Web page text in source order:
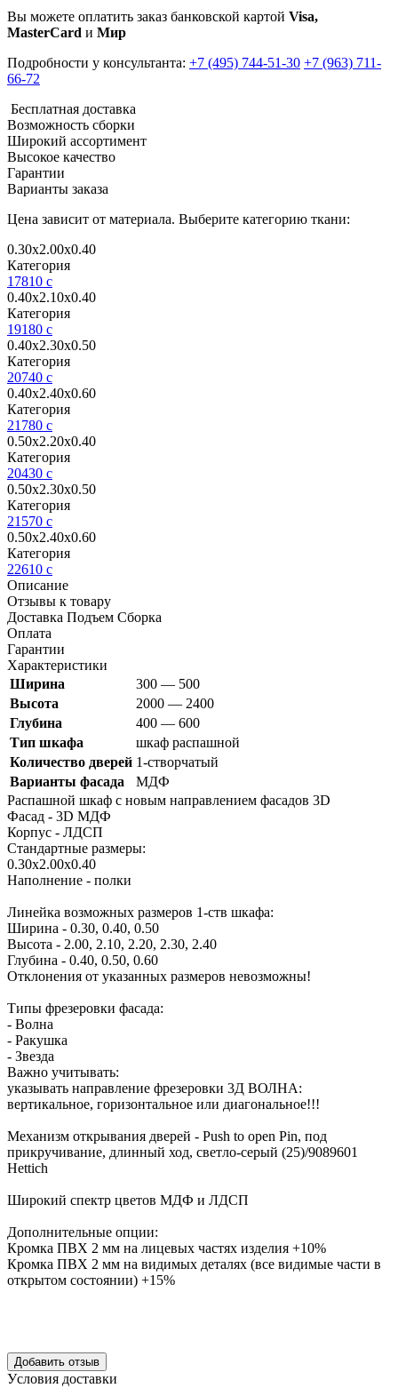
Вы можете оплатить заказ банковской картой Visa,
MasterCard и Мир
Подробности у консультанта: +7 (495) 744-51-30 +7 (963) 711-
66-72
Бесплатная доставка
Возможность сборки
Широкий ассортимент
Высокое качество
Гарантии
Варианты заказа
Цена зависит от материала. Выберите категорию ткани:
0.30х2.00х0.40
Категория
17810 c
0.40х2.10х0.40
Категория
19180 c
0.40х2.30х0.50
Категория
20740 c
0.40х2.40х0.60
Категория
21780 c
0.50х2.20х0.40
Категория
20430 c
0.50х2.30х0.50
Категория
21570 c
0.50х2.40х0.60
Категория
22610 c
Описание
Отзывы к товару
Доставка Подъем Сборка
Оплата
Гарантии
Характеристики
Ширина
300 — 500
Высота
2000 — 2400
Глубина
400 — 600
Тип шкафа
шкаф распашной
Количество дверей 1-створчатый
Варианты фасада
МДФ
Распашной шкаф с новым направлением фасадов 3D
Фасад - 3D МДФ
Корпус - ЛДСП
Стандартные размеры:
0.30х2.00х0.40
Наполнение - полки
Линейка возможных размеров 1-ств шкафа:
Ширина - 0.30, 0.40, 0.50
Высота - 2.00, 2.10, 2.20, 2.30, 2.40
Глубина - 0.40, 0.50, 0.60
Отклонения от указанных размеров невозможны!
Типы фрезеровки фасада:
- Волна
- Ракушка
- Звезда
Важно учитывать:
указывать направление фрезеровки 3Д ВОЛНА:
вертикальное, горизонтальное или диагональное!!!
Механизм открывания дверей - Push to open Pin, под
прикручивание, длинный ход, светло-серый (25)/9089601
Hettich
Широкий спектр цветов МДФ и ЛДСП
Дополнительные опции:
Кромка ПВХ 2 мм на лицевых частях изделия +10%
Кромка ПВХ 2 мм на видимых деталях (все видимые части в
открытом состоянии) +15%
Уcловия доcтавки